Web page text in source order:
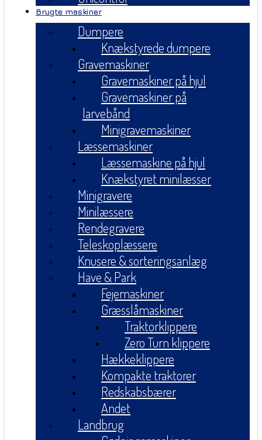
Brugte maskiner
Dumpere
Knækstyrede dumpere
Gravemaskiner
Gravemaskiner på hjul
Gravemaskiner på
larvebånd
Minigravemaskiner
Læssemaskiner
Læssemaskine på hjul
Knækstyret minilæsser
Minigravere
Minilæssere
Rendegravere
Teleskoplæssere
Knusere & sorteringsanlæg
Have & Park
Fejemaskiner
Græsslåmaskiner
Traktorklippere
Zero Turn klippere
Hækkeklippere
Kompakte traktorer
Redskabsbærer
Andet
Landbrug